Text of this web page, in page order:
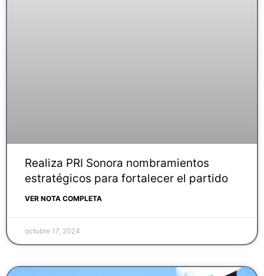
Realiza PRI Sonora nombramientos
estratégicos para fortalecer el partido
VER NOTA COMPLETA
octubre 17, 2024